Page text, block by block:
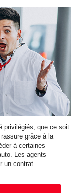
privilégiés, que ce soit
grâce à la
à certaines
Les agents
un contrat